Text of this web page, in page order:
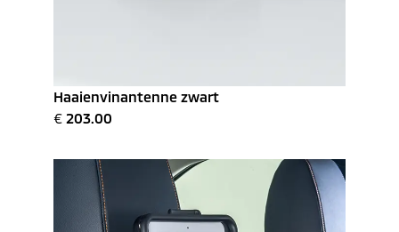
Haaienvinantenne zwart
€ 203.00